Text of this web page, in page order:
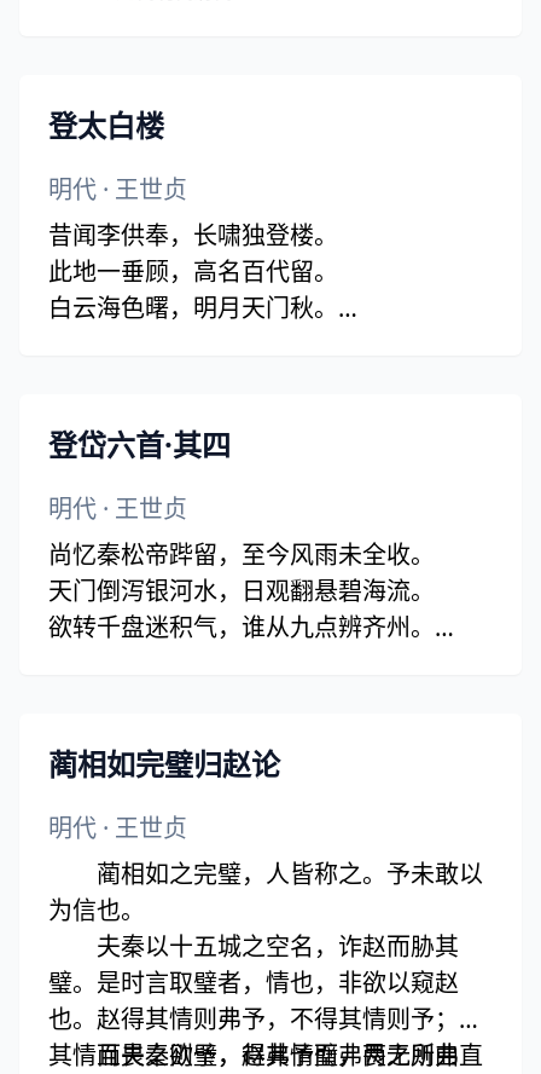
登太白楼
明代 · 王世贞
昔闻李供奉，长啸独登楼。
此地一垂顾，高名百代留。
白云海色曙，明月天门秋。
登岱六首·其四
明代 · 王世贞
尚忆秦松帝跸留，至今风雨未全收。
天门倒泻银河水，日观翻悬碧海流。
欲转千盘迷积气，谁从九点辨齐州。
蔺相如完璧归赵论
明代 · 王世贞
蔺相如之完璧，人皆称之。予未敢以
为信也。
夫秦以十五城之空名，诈赵而胁其
璧。是时言取璧者，情也，非欲以窥赵
也。赵得其情则弗予，不得其情则予；得
其情而畏之则予，得其情而弗畏之则弗
且夫秦欲璧，赵弗予璧，两无所曲直